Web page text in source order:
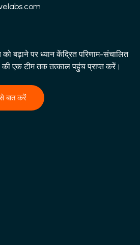
बढ़ाने पर ध्यान केंद्रित परिणाम-संचालित
की एक टीम तक तत्काल पहुंच प्राप्त करें।
बात करें